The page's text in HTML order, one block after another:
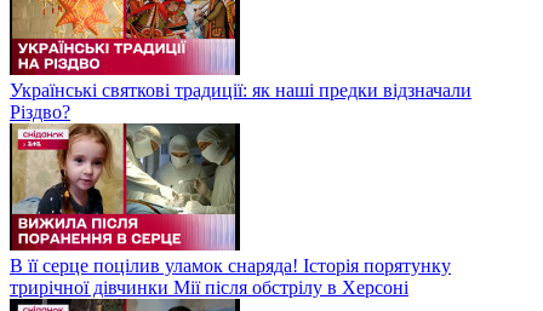
Українські святкові традиції: як наші предки відзначали
Різдво?
В її серце поцілив уламок снаряда! Історія порятунку
трирічної дівчинки Мії після обстрілу в Херсоні